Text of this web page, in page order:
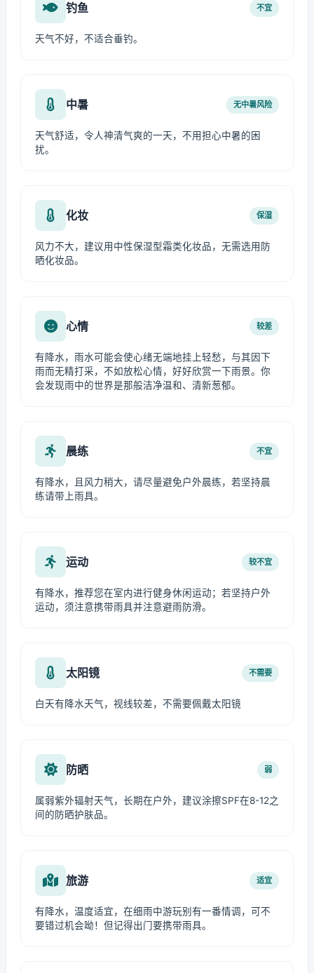
钓鱼 不宜
天气不好，不适合垂钓。
中暑 无中暑风险
天气舒适，令人神清气爽的一天，不用担心中暑的困
扰。
化妆 保湿
风力不大，建议用中性保湿型霜类化妆品，无需选用防
晒化妆品。
心情 较差
有降水，雨水可能会使心绪无端地挂上轻愁，与其因下
雨而无精打采，不如放松心情，好好欣赏一下雨景。你
会发现雨中的世界是那般洁净温和、清新葱郁。
晨练 不宜
有降水，且风力稍大，请尽量避免户外晨练，若坚持晨
练请带上雨具。
运动 较不宜
有降水，推荐您在室内进行健身休闲运动；若坚持户外
运动，须注意携带雨具并注意避雨防滑。
太阳镜 不需要
白天有降水天气，视线较差，不需要佩戴太阳镜
防晒 弱
属弱紫外辐射天气，长期在户外，建议涂擦SPF在8-12之
间的防晒护肤品。
旅游 适宜
有降水，温度适宜，在细雨中游玩别有一番情调，可不
要错过机会呦！但记得出门要携带雨具。